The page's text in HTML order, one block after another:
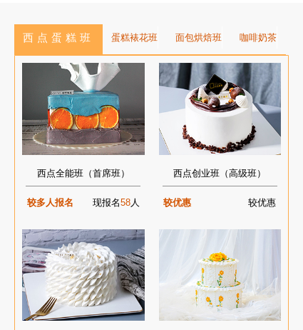
西点蛋糕班 蛋糕裱花班 面包烘焙班 咖啡奶茶
西点全能班（首席班）
较多人报名 现报名58人
西点创业班（高级班）
较优惠 较优惠